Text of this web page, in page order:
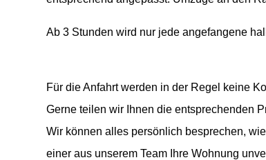
Ab 3 Stunden wird nur jede angefangene
Für die Anfahrt werden in der Regel keine
Gerne teilen wir Ihnen die entsprechenden
Wir können alles persönlich besprechen,
einer aus unserem Team Ihre Wohnung